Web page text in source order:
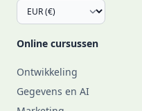
Online cursussen
Ontwikkeling
Gegevens en AI